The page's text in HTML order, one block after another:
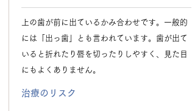
上の歯が前に出ているかみ合わせです。一般的
には「出っ歯」とも言われています。歯が出て
いると折れたり唇を切ったりしやすく、見た目
にもよくありません。
治療のリスク